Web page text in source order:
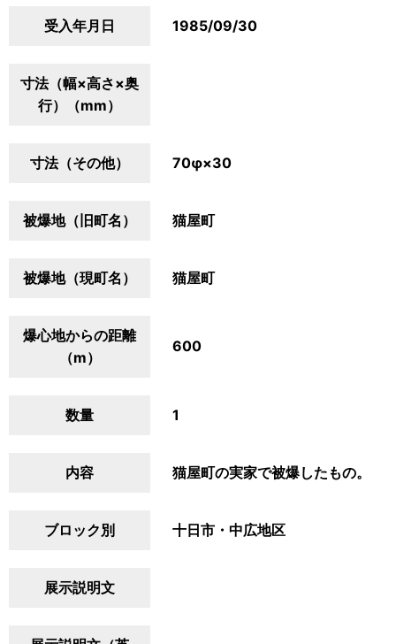
受入年月日 1985/09/30
寸法（幅×高さ×奥
行）（mm）
寸法（その他） 70φ×30
被爆地（旧町名） 猫屋町
被爆地（現町名） 猫屋町
爆心地からの距離
（m）
600
数量 1
内容 猫屋町の実家で被爆したもの。
ブロック別 十日市・中広地区
展示説明文